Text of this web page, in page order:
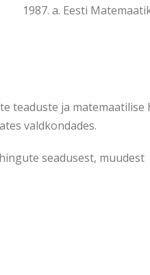
1987. a. Eesti
teaduste ja matemaatilise
valdkondades.
seadusest, muudest